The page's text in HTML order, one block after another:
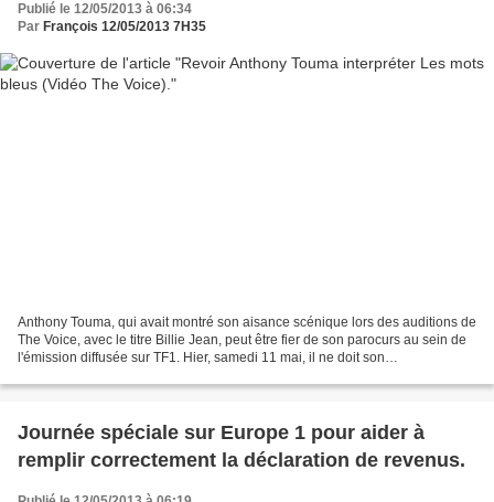
Publié le 12/05/2013 à 06:34
Par François 12/05/2013 7H35
Anthony Touma, qui avait montré son aisance scénique lors des auditions de
The Voice, avec le titre Billie Jean, peut être fier de son parocurs au sein de
l'émission diffusée sur TF1. Hier, samedi 11 mai, il ne doit son
Journée spéciale sur Europe 1 pour aider à
remplir correctement la déclaration de revenus.